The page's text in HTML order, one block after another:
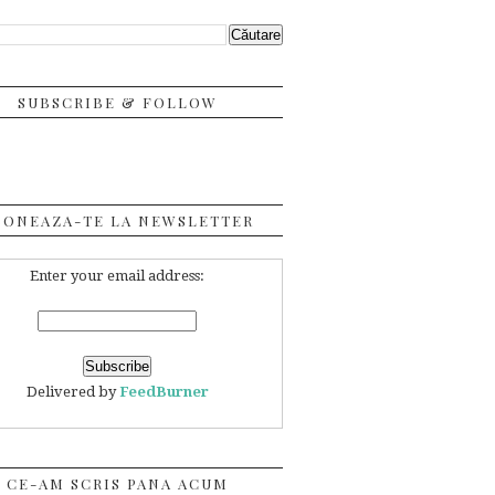
SUBSCRIBE & FOLLOW
TE LA NEWSLETTER
Enter your email address:
Delivered byFeedBurner
CE-AM SCRIS PANA ACUM